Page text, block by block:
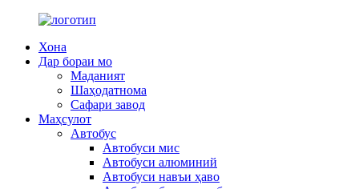
Хона
Дар бораи мо
Маданият
Шаҳодатнома
Сафари завод
Маҳсулот
Автобус
Автобуси мис
Автобуси алюминий
Автобуси навъи ҳаво